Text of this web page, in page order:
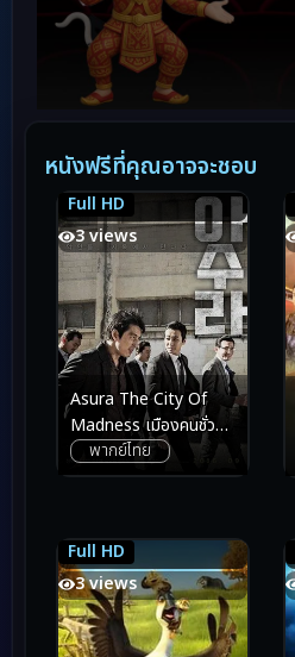
หนังฟรีที่คุณอาจจะชอบ
Full HD
8.2
3 views
8.2
Asura The City Of
Madness เมืองคนชั่ว
(แล้วเราจะกลัวใคร)
(2016)
พากย์ไทย
Full HD
6.2
3 views
6.2